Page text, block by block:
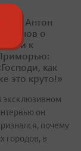
Антон
Богданов о
к
как
это круто!»
эксклюзивном
он
почему
городов, в